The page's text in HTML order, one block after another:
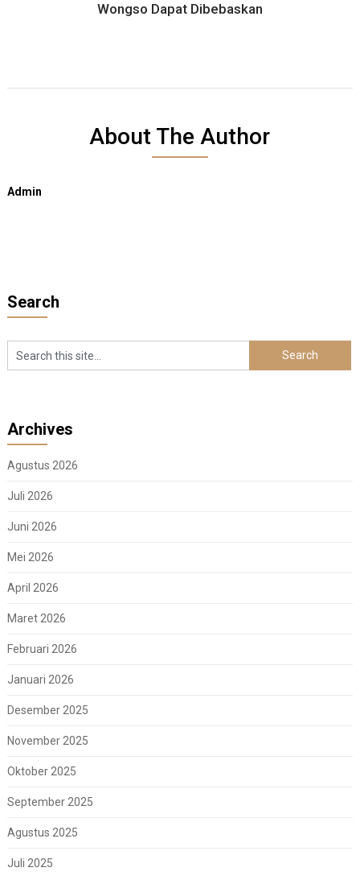
Wongso Dapat Dibebaskan
About The Author
Admin
Search
Archives
Agustus 2026
Juli 2026
Juni 2026
Mei 2026
April 2026
Maret 2026
Februari 2026
Januari 2026
Desember 2025
November 2025
Oktober 2025
September 2025
Agustus 2025
Juli 2025